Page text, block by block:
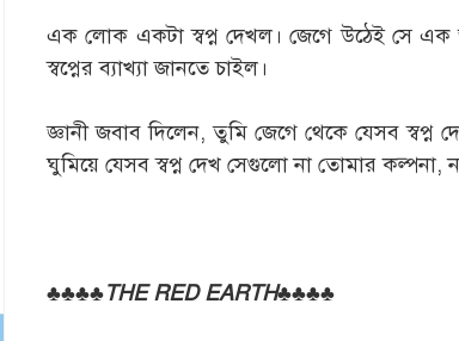
এক লোক একটা স্বপ্ন দেখল। জেগে উঠেই সে এক
স্বপ্নের ব্যাখ্যা জানতে চাইল।
জ্ঞানী জবাব দিলেন, তুমি জেগে থেকে যেসব
ঘুমিয়ে যেসব স্বপ্ন দেখ সেগুলো না তোমার কল্পনা,
♣♣♣♣THE RED EARTH♣♣♣♣